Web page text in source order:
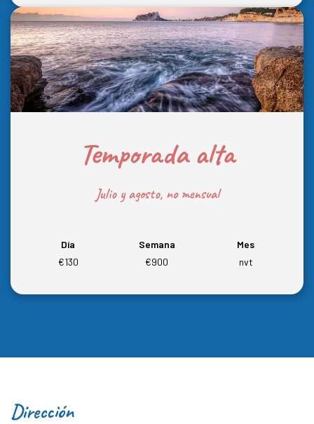
Temporada alta
Julio y agosto, no mensual
Día
€130
Semana
€900
Mes
nvt
Dirección